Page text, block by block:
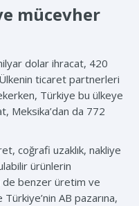
mücevher
dolar ihracat, 420
ticaret partnerleri
Türkiye bu ülkeye
Meksika’dan da 772
coğrafi uzaklık, nakliye
ürünlerin
de benzer üretim ve
AB pazarına,